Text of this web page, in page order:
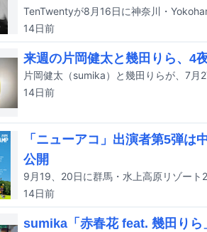
14日前
来週の片岡健太と幾田りら、4
14日前
「ニューアコ」出演者第5弾
公開
14日前
sumika「赤春花 feat. 幾田りら